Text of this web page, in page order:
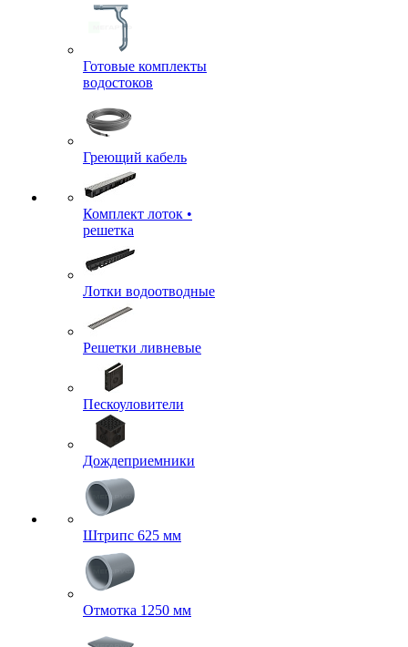
Готовые комплекты
водостоков
Греющий кабель
Комплект лоток •
решетка
Лотки водоотводные
Решетки ливневые
Пескоуловители
Дождеприемники
Штрипс 625 мм
Отмотка 1250 мм